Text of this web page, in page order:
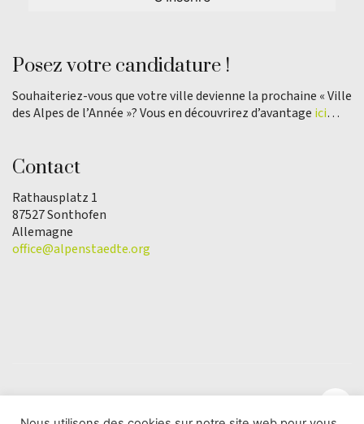
Posez votre candidature !
Souhaiteriez-vous que votre ville devienne la prochaine « Ville
des Alpes de l’Année »? Vous en découvrirez d’avantage ici…
Contact
Rathausplatz 1
87527 Sonthofen
Allemagne
office@alpenstaedte.org